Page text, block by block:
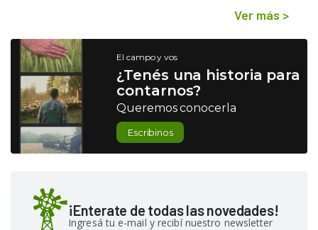
Ver más >
El campo y vos
¿Tenés una historia para
contarnos?
Queremos conocerla
Escribinos
¡Enterate de todas las novedades!
Ingresá tu e-mail y recibí nuestro newsletter